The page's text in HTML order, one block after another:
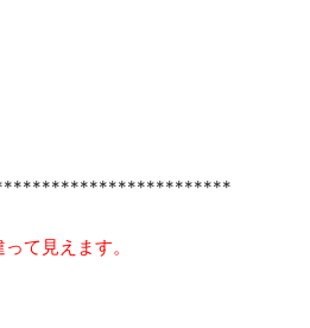
て見えます。